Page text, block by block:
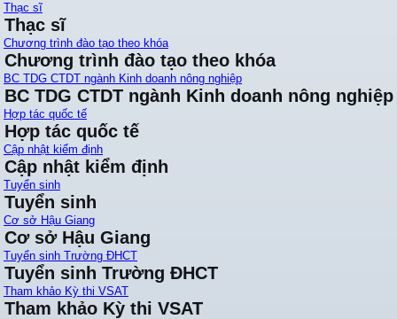
Thạc sĩ
Thạc sĩ
Chương trình đào tạo theo khóa
Chương trình đào tạo theo khóa
BC TDG CTDT ngành Kinh doanh nông nghiệp
BC TDG CTDT ngành Kinh doanh nông nghiệp
Hợp tác quốc tế
Hợp tác quốc tế
Cập nhật kiểm định
Cập nhật kiểm định
Tuyển sinh
Tuyển sinh
Cơ sở Hậu Giang
Cơ sở Hậu Giang
Tuyển sinh Trường ĐHCT
Tuyển sinh Trường ĐHCT
Tham khảo Kỳ thi VSAT
Tham khảo Kỳ thi VSAT